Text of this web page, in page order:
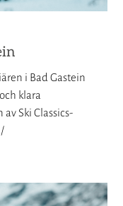
i Bad Gastein
klara
Ski Classics-